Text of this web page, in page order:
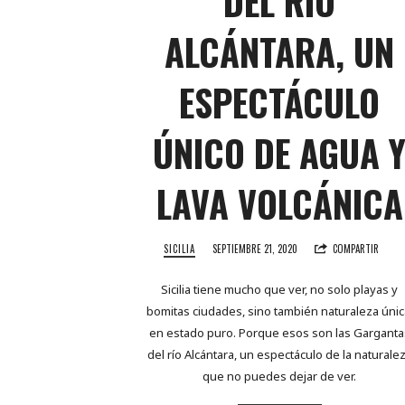
ALCÁNTARA, UN
ESPECTÁCULO
ÚNICO DE AGUA Y
LAVA VOLCÁNICA
SICILIA SEPTIEMBRE 21, 2020 COMPARTIR
Sicilia tiene mucho que ver, no solo playas y
bomitas ciudades, sino también naturaleza
en estado puro. Porque esos son las
del río Alcántara, un espectáculo de la
que no puedes dejar de ver.